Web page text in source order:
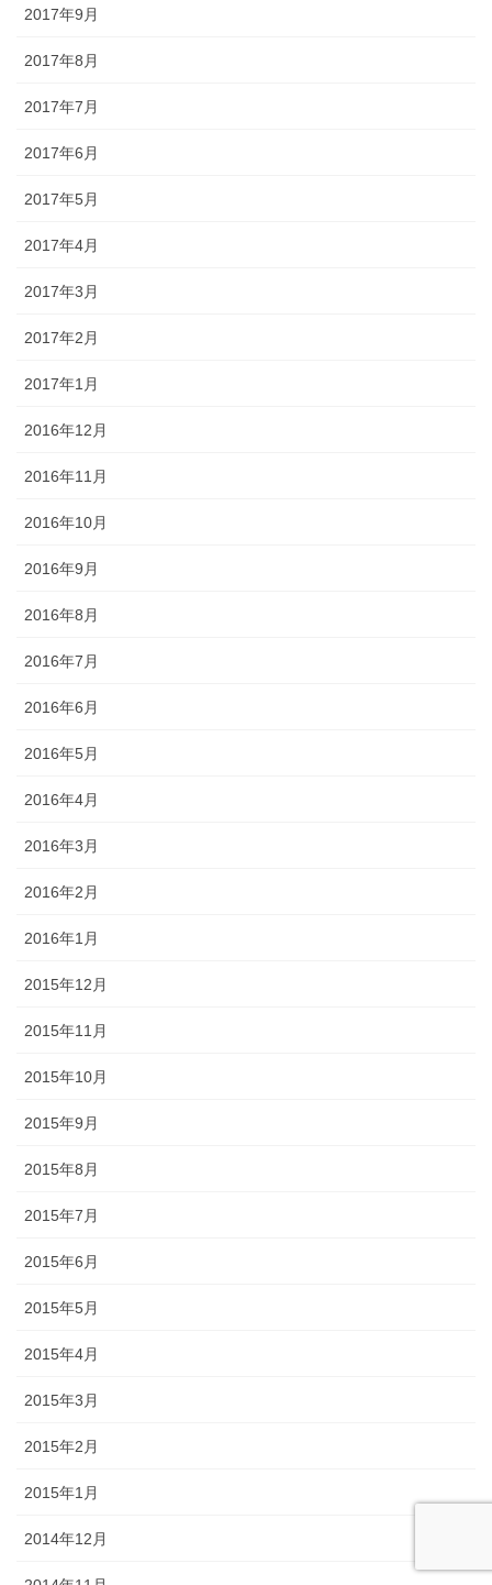
2017年9月
2017年8月
2017年7月
2017年6月
2017年5月
2017年4月
2017年3月
2017年2月
2017年1月
2016年12月
2016年11月
2016年10月
2016年9月
2016年8月
2016年7月
2016年6月
2016年5月
2016年4月
2016年3月
2016年2月
2016年1月
2015年12月
2015年11月
2015年10月
2015年9月
2015年8月
2015年7月
2015年6月
2015年5月
2015年4月
2015年3月
2015年2月
2015年1月
2014年12月